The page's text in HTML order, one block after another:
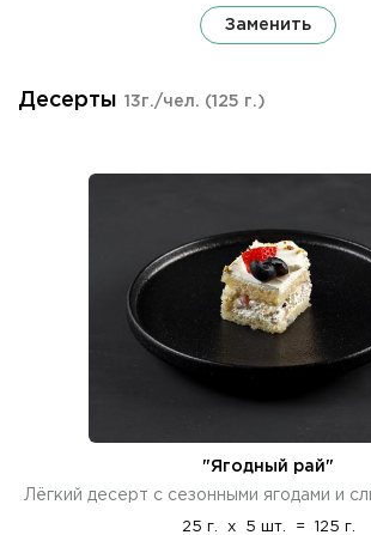
Заменить
Десерты 13г./чел. (125 г.)
"Ягодный рай"
Лёгкий десерт с сезонными ягодами и
25 г. x 5 шт. = 125 г.